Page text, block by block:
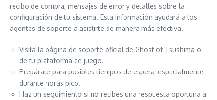
recibo de compra, mensajes de error y detalles sobre la
configuración de tu sistema. Esta información ayudará a los
agentes de soporte a asistirte de manera más efectiva.
Visita la página de soporte oficial de Ghost of Tsushima o
de tu plataforma de juego.
Prepárate para posibles tiempos de espera, especialmente
durante horas pico.
Haz un seguimiento si no recibes una respuesta oportuna a